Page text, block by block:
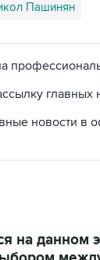
главных
новости в